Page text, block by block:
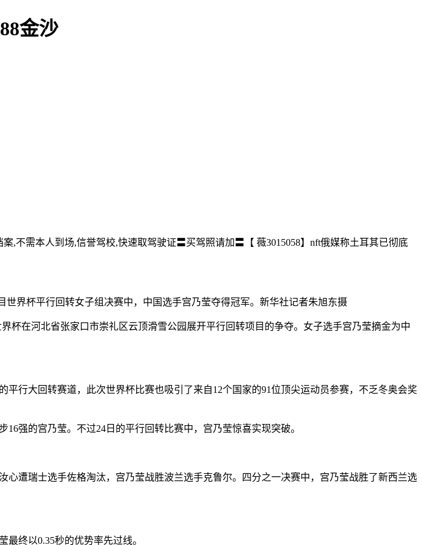
金沙
,不需本人到场,信誉驾校,快速取驾驶证〓买驾照请加〓【 薇3015058】nft俄媒称土耳其已彻底
界杯平行回转女子组决赛中，中国选手宫乃莹夺得冠军。新华社记者朱旭东摄
杯在河北省张家口市崇礼区云顶滑雪公园展开平行回转项目的争夺。女子选手宫乃莹摘金为中
行大回转赛道，此次世界杯比赛也吸引了来自12个国家的91位顶尖运动员参赛，不乏冬奥会奖
强的宫乃莹。不过24日的平行回转比赛中，宫乃莹惊喜实现突破。
遭瑞士选手佐格淘汰，宫乃莹战胜波兰选手克鲁尔。四分之一决赛中，宫乃莹战胜了新西兰选
终以0.35秒的优势率先过线。